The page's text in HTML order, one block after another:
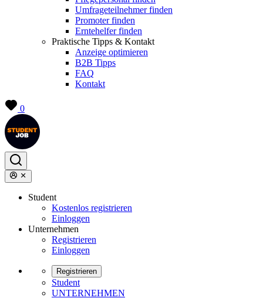
Umfrageteilnehmer finden
Promoter finden
Erntehelfer finden
Praktische Tipps & Kontakt
Anzeige optimieren
B2B Tipps
FAQ
Kontakt
0
Student
Kostenlos registrieren
Einloggen
Unternehmen
Registrieren
Einloggen
Registrieren
Student
UNTERNEHMEN